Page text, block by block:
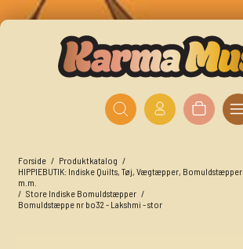
Forside / Produktkatalog /
HIPPIEBUTIK: Indiske Quilts, Tøj, Vægtæpper, Bomuldstæpper
m.m.
/ Store Indiske Bomuldstæpper /
Bomuldstæppe nr bo32 - Lakshmi - stor